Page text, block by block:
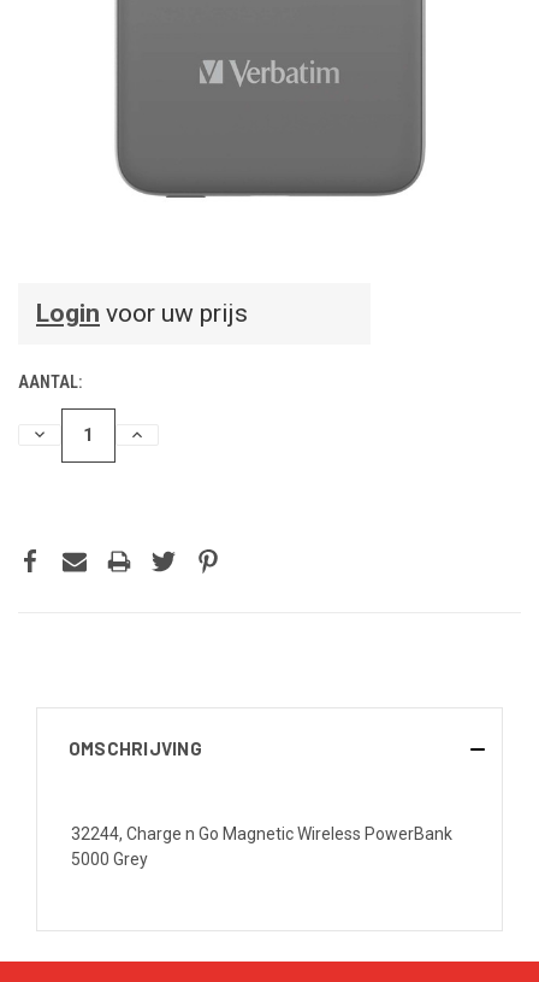
Login voor uw prijs
AANTAL:
HOEVEELHEIDHOEVEELHEID
OMSCHRIJVING
32244, Charge n Go Magnetic Wireless PowerBank
5000 Grey